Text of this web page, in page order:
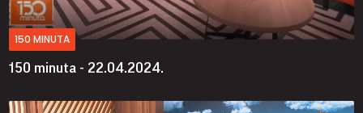
150 MINUTA
150 minuta - 22.04.2024.